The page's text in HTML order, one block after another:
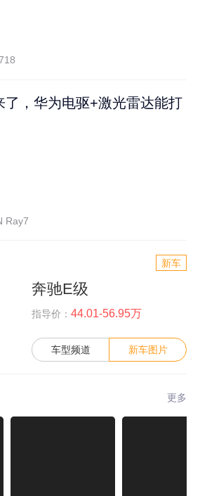
了，华为电驱+激光雷达能打
Ray7
新车
奔驰E级
指导价： 44.01-56.95万
车型频道 新车图片
更多